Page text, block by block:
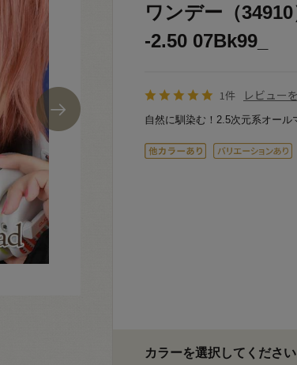
ワンデー（
-2.50 07Bk99_
1件 レビュー
自然に馴染む！2.5次元系オール
カラーを選択してください